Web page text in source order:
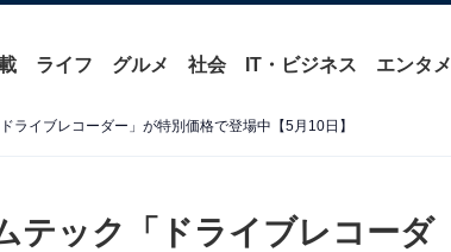
ライフ グルメ 社会 IT・ビジネス エンタメ
ライブレコーダー」が特別価格で登場中【5月10日】
テック「ドライブレコーダ